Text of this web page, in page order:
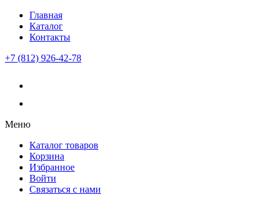
Главная
Каталог
Контакты
+7 (812) 926-42-78
Меню
Каталог товаров
Корзина
Избранное
Войти
Связаться с нами